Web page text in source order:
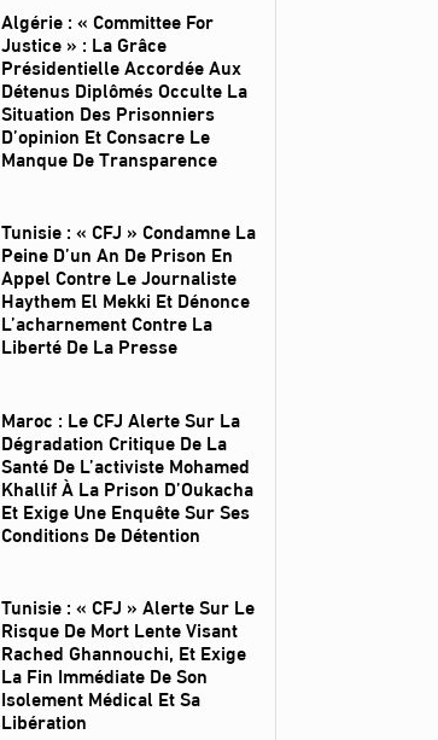
Algérie : « Committee For
Justice » : La Grâce
Présidentielle Accordée Aux
Détenus Diplômés Occulte La
Situation Des Prisonniers
D’opinion Et Consacre Le
Manque De Transparence
Tunisie : « CFJ » Condamne La
Peine D’un An De Prison En
Appel Contre Le Journaliste
Haythem El Mekki Et Dénonce
L’acharnement Contre La
Liberté De La Presse
Maroc : Le CFJ Alerte Sur La
Dégradation Critique De La
Santé De L’activiste Mohamed
Khallif À La Prison D’Oukacha
Et Exige Une Enquête Sur Ses
Conditions De Détention
Tunisie : « CFJ » Alerte Sur Le
Risque De Mort Lente Visant
Rached Ghannouchi, Et Exige
La Fin Immédiate De Son
Isolement Médical Et Sa
Libération